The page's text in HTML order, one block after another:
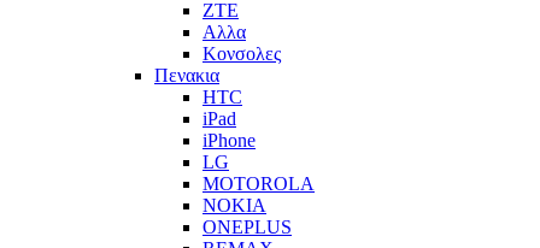
ZTE
Αλλα
Κονσολες
Πενακια
HTC
iPad
iPhone
LG
MOTOROLA
NOKIA
ONEPLUS